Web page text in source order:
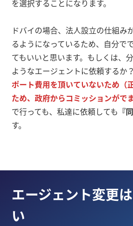
を選択することになります。
ドバイの場合、法人設立の仕組み
るようになっているため、自分で
てもいいと思います。もしくは、
ようなエージェントに依頼するか
ポート費用を頂いていないため（
ため、政府からコミッションがでま
で行っても、私達に依頼しても 『
す。
エージェント変更
い